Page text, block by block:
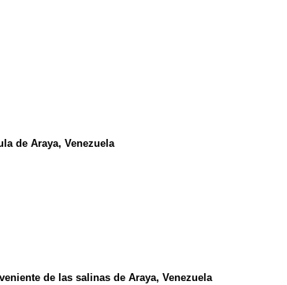
de Araya, Venezuela
de las salinas de Araya, Venezuela